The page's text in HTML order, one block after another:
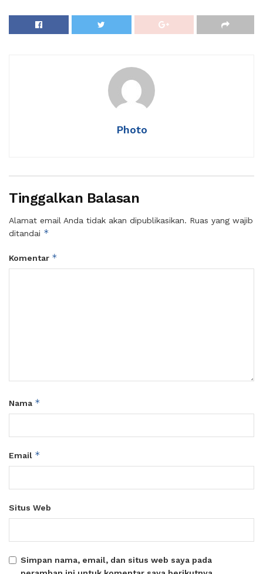
Photo
Tinggalkan Balasan
Alamat email Anda tidak akan dipublikasikan. Ruas yang wajib
ditandai *
Komentar *
Nama *
Email *
Situs Web
Simpan nama, email, dan situs web saya pada